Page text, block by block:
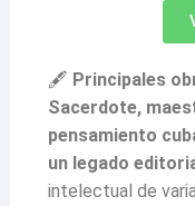
🖋 Principales
Sacerdote,
pensamiento
un legado
intelectual de